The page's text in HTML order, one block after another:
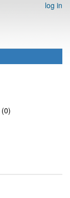
log in
(0)